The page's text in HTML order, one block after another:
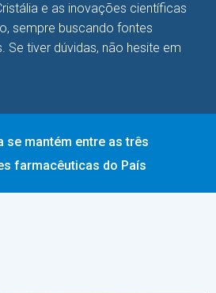
e as inovações científicas
sempre buscando fontes
Se tiver dúvidas, não hesite em
se mantém entre as três
farmacêuticas do País